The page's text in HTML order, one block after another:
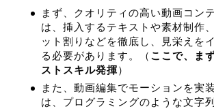
まず、クオリティの高い動画コン
は、挿入するテキストや素材制作
ット割りなどを徹底し、見栄えを
る必要があります。（ ここで、ま
ストスキル発揮）
また、動画編集でモーションを実
は、プログラミングのような文字